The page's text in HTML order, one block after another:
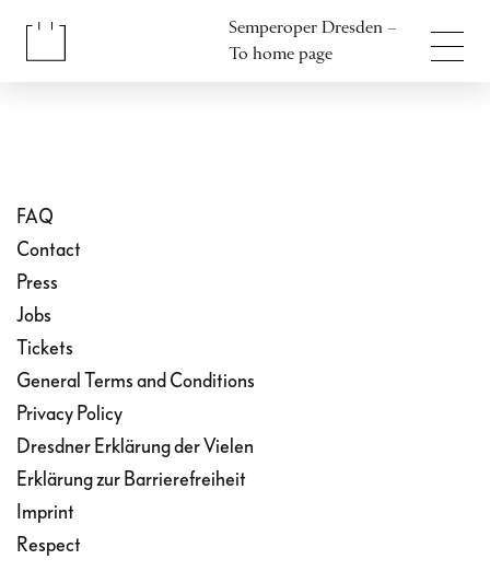
Semperoper Dresden –
To home page
FAQ
Contact
Press
Jobs
Tickets
General Terms and Conditions
Privacy Policy
Dresdner Erklärung der Vielen
Erklärung zur Barrierefreiheit
Imprint
Respect